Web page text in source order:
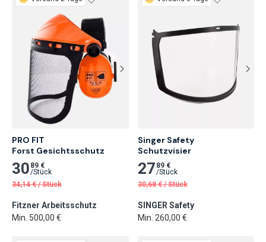
PRO FIT
Forst Gesichtsschutz
30 89 €
/Stück
34,14 € /Stück
Fitzner Arbeitsschutz
Min. 500,00 €
Singer Safety
Schutzvisier
27 89 €
/Stück
30,68 € /Stück
SINGER Safety
Min. 260,00 €